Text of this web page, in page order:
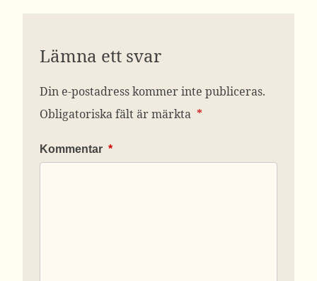
Lämna ett svar
Din e-postadress kommer inte publiceras.
Obligatoriska fält är märkta *
Kommentar *